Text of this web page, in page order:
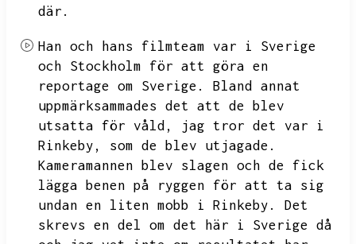
där.
Han och hans filmteam var i Sverige
och Stockholm för att göra en
reportage om Sverige.
Bland annat
uppmärksammades det att de blev
utsatta för våld,
jag tror det var i
Rinkeby,
som de blev utjagade.
Kameramannen blev slagen och de fick
lägga benen på ryggen för att ta sig
undan en liten mobb i Rinkeby.
Det
skrevs en del om det här i Sverige då